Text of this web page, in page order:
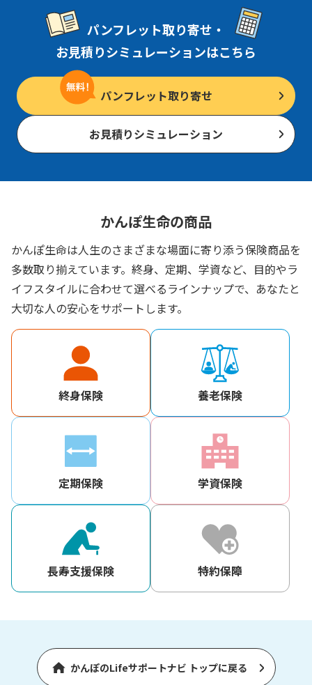
パンフレット取り寄せ・
お見積りシミュレーションはこちら
パンフレット取り寄せ
お見積りシミュレーション
かんぽ生命の商品
かんぽ生命は人生のさまざまな場面に寄り添う保険商品を
多数取り揃えています。終身、定期、学資など、目的やラ
イフスタイルに合わせて選べるラインナップで、あなたと
大切な人の安心をサポートします。
終身保険 養老保険
定期保険 学資保険
長寿支援保険 特約保障
かんぽのLifeサポートナビ トップに戻る